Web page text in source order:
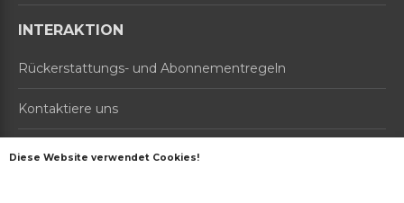
INTERAKTION
Rückerstattungs- und Abonnementregeln
Kontaktiere uns
Über uns
Diese Website verwendet Cookies!